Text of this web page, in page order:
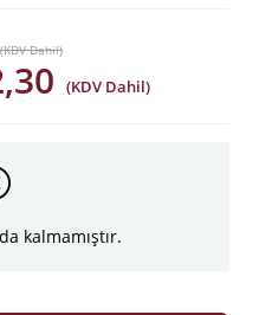
(KDV Dahil)
(KDV Dahil)
kalmamıştır.